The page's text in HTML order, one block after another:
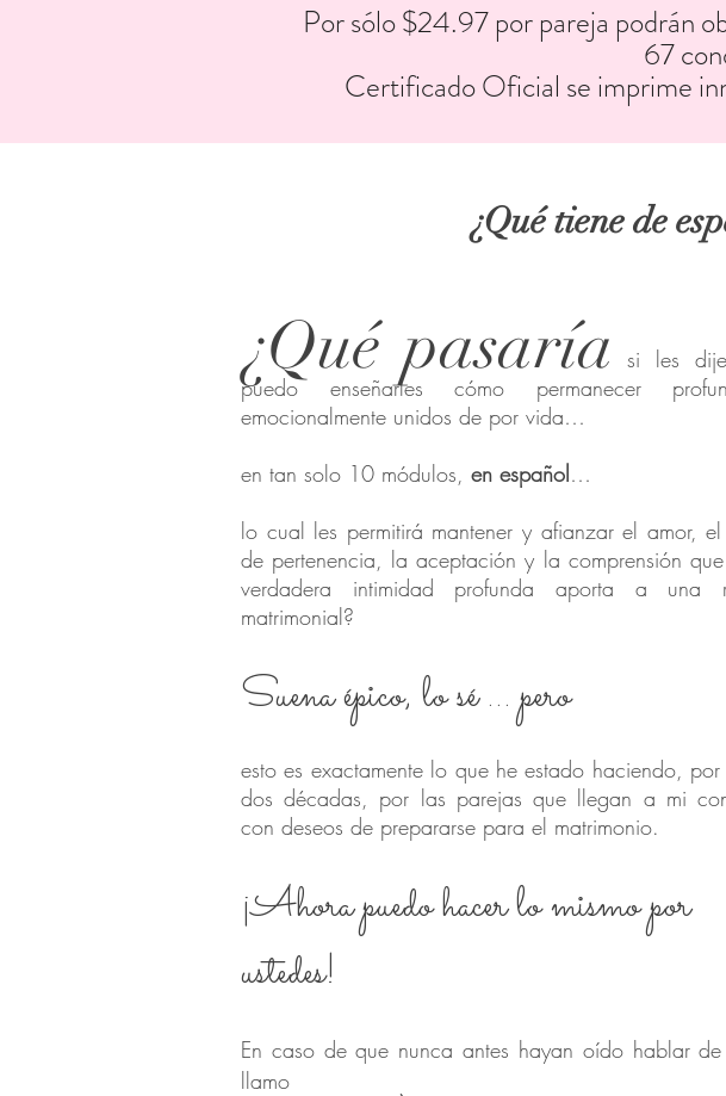
Por sólo $24.97 por pareja podrán
67
Certificado Oficial se imprime
¿Qué tiene de
¿Qué pasaría
si les
puedo enseñarles cómo permanecer
emocionalmente unidos de por vida…
en tan solo 10 módulos, en español…
lo cual les permitirá mantener y afianzar el amor,
de pertenencia, la aceptación y la comprensión
verdadera intimidad profunda aporta a una
matrimonial?
Suena épico, lo sé … pero
esto es exactamente lo que he estado haciendo,
dos décadas, por las parejas que llegan a mi
con deseos de prepararse para el matrimonio.
¡Ahora puedo hacer lo mismo por
ustedes!
En caso de que nunca antes hayan oído hablar
llamo